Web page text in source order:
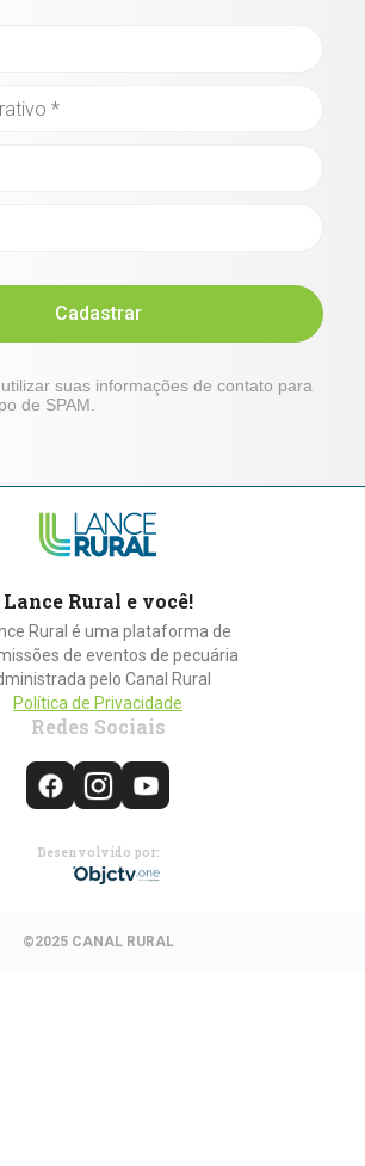
Cadastrar
suas informações de contato para
de SPAM.
Lance Rural e você!
Rural é uma plataforma de
de eventos de pecuária
pelo Canal Rural
Política de Privacidade
Redes Sociais
Desenvolvido por:
©2025 CANAL RURAL